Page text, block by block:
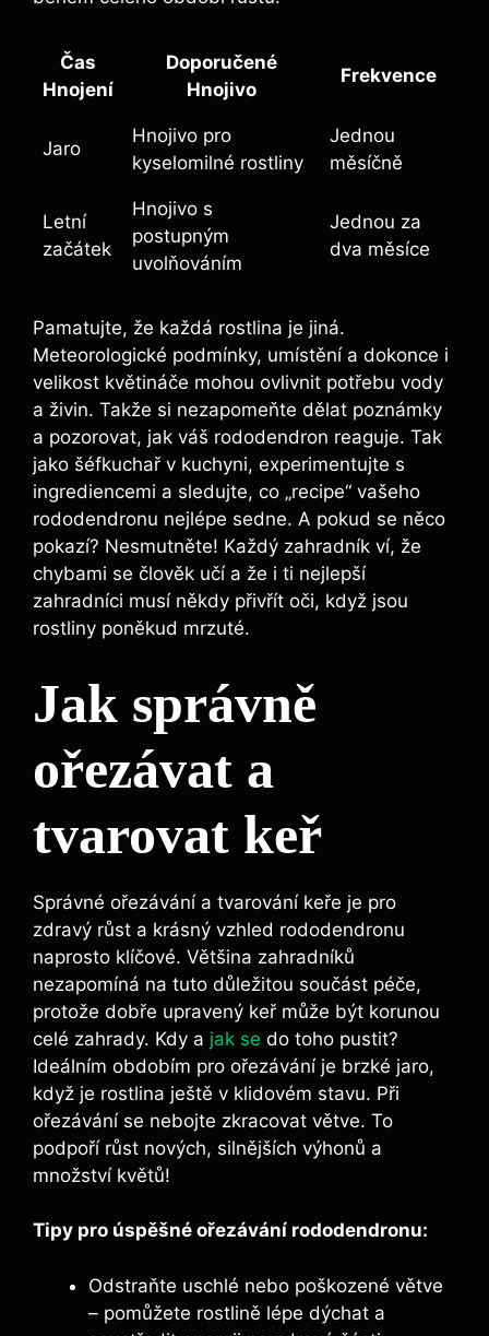
Čas
Hnojení
Doporučené
Hnojivo
Frekvence
Jaro
Hnojivo pro
kyselomilné rostliny
Jednou
měsíčně
Letní
začátek
Hnojivo s
postupným
uvolňováním
Jednou za
dva měsíce
Pamatujte, že každá rostlina je jiná.
Meteorologické podmínky, umístění a dokonce i
velikost květináče mohou ovlivnit potřebu vody
a živin. Takže si nezapomeňte dělat poznámky
a pozorovat, jak váš rododendron reaguje. Tak
jako šéfkuchař v kuchyni, experimentujte s
ingrediencemi a sledujte, co „recipe“ vašeho
rododendronu nejlépe sedne. A pokud se něco
pokazí? Nesmutněte! Každý zahradník ví, že
chybami se člověk učí a že i ti nejlepší
zahradníci musí někdy přivřít oči, když jsou
rostliny poněkud mrzuté.
Jak správně
ořezávat a
tvarovat keř
Správné ořezávání a tvarování keře je pro
zdravý růst a krásný vzhled rododendronu
naprosto klíčové. Většina zahradníků
nezapomíná na tuto důležitou součást péče,
protože dobře upravený keř může být korunou
celé zahrady. Kdy a jak se do toho pustit?
Ideálním obdobím pro ořezávání je brzké jaro,
když je rostlina ještě v klidovém stavu. Při
ořezávání se nebojte zkracovat větve. To
podpoří růst nových, silnějších výhonů a
množství květů!
Tipy pro úspěšné ořezávání rododendronu:
Odstraňte uschlé nebo poškozené větve
– pomůžete rostlině lépe dýchat a